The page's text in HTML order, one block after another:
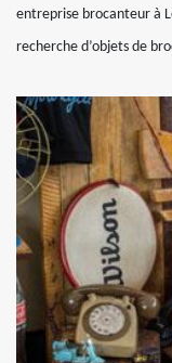
entreprise brocanteur à
recherche d’objets de